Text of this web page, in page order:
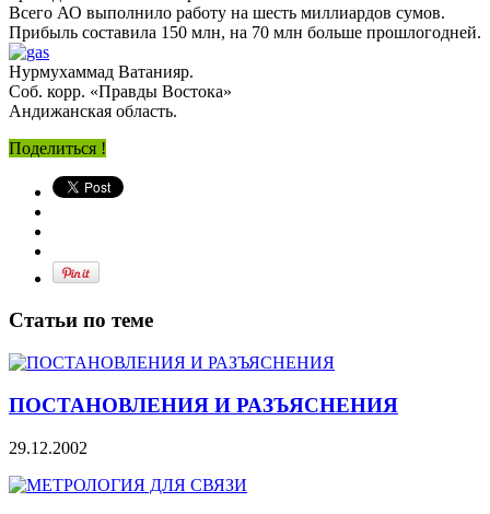
Всего АО выполнило работу на шесть миллиардов сумов.
Прибыль составила 150 млн, на 70 млн больше прошлогодней.
Нурмухаммад Ватанияр.
Соб. корр. «Правды Востока»
Андижанская область.
Поделиться !
Статьи по теме
ПОСТАНОВЛЕНИЯ И РАЗЪЯСНЕНИЯ
29.12.2002